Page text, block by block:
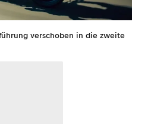
verschoben in die zweite